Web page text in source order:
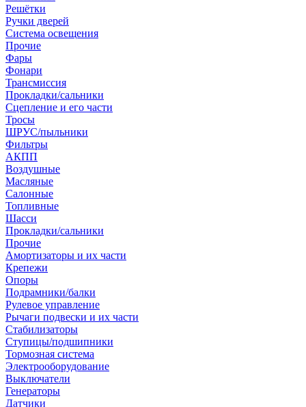
Решётки
Ручки дверей
Система освещения
Прочие
Фары
Фонари
Трансмиссия
Прокладки/сальники
Сцепление и его части
Тросы
ШРУС/пыльники
Фильтры
АКПП
Воздушные
Масляные
Салонные
Топливные
Шасси
Прокладки/сальники
Прочие
Амортизаторы и их части
Крепежи
Опоры
Подрамники/балки
Рулевое управление
Рычаги подвески и их части
Стабилизаторы
Ступицы/подшипники
Тормозная система
Электрооборудование
Выключатели
Генераторы
Датчики